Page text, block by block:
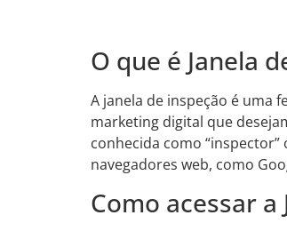
O que é Janela
A janela de inspeção é uma
marketing digital que
conhecida como
navegadores web, como
Como acessar a